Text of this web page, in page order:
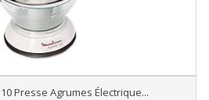
Presse Agrumes Électrique...